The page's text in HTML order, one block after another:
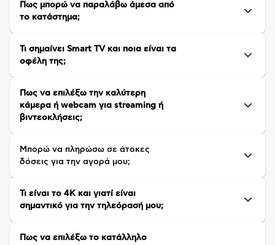
Πως μπορώ να παραλάβω άμεσα από
το κατάστημα;
Τι σημαίνει Smart TV και ποια είναι τα
οφέλη της;
Πως να επιλέξω την καλύτερη
κάμερα ή webcam για streaming ή
βιντεοκλήσεις;
Μπορώ να πληρώσω σε άτοκες
δόσεις για την αγορά μου;
Τι είναι το 4K και γιατί είναι
σημαντικό για την τηλεόρασή μου;
Πως να επιλέξω το κατάλληλο